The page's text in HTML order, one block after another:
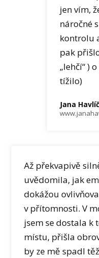
jen vím,
náročné
kontrolu
pak
„lehčí“ )
tížilo)
Jana
Až překvapivě
uvědomila, jak
dokážou
v přítomnosti. V
jsem se dostala k
místu, přišla
by ze mě spadl